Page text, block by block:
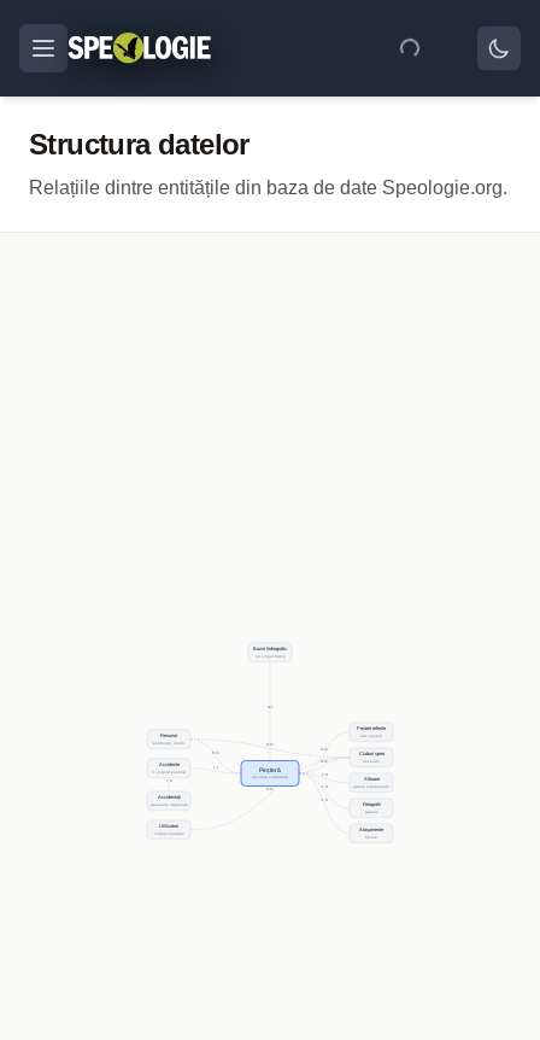
Structura datelor
Relațiile dintre entitățile din baza de date Speologie.org.
N:1
N:M
N:M
1:N
1:N
1:N
N:M
N:M
1:1
1:N
N:M
Peșteră
Cavitate subterană
Bazin hidrografic
un singur bazin
Peșteri referite
alte peșteri
Cluburi speo
asociații
Sifoane
galerii submersate
Fotografii
galerie
Atașamente
fișiere
Resurse
publicații, studii
Accidente
o singură peșteră
Accidentați
persoane implicate
Utilizatori
cluburi multiple